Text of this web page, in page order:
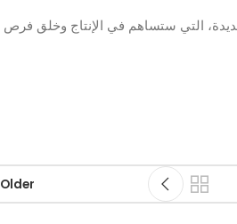
التي ستساهم في الإنتاج وخلق فرص
Older